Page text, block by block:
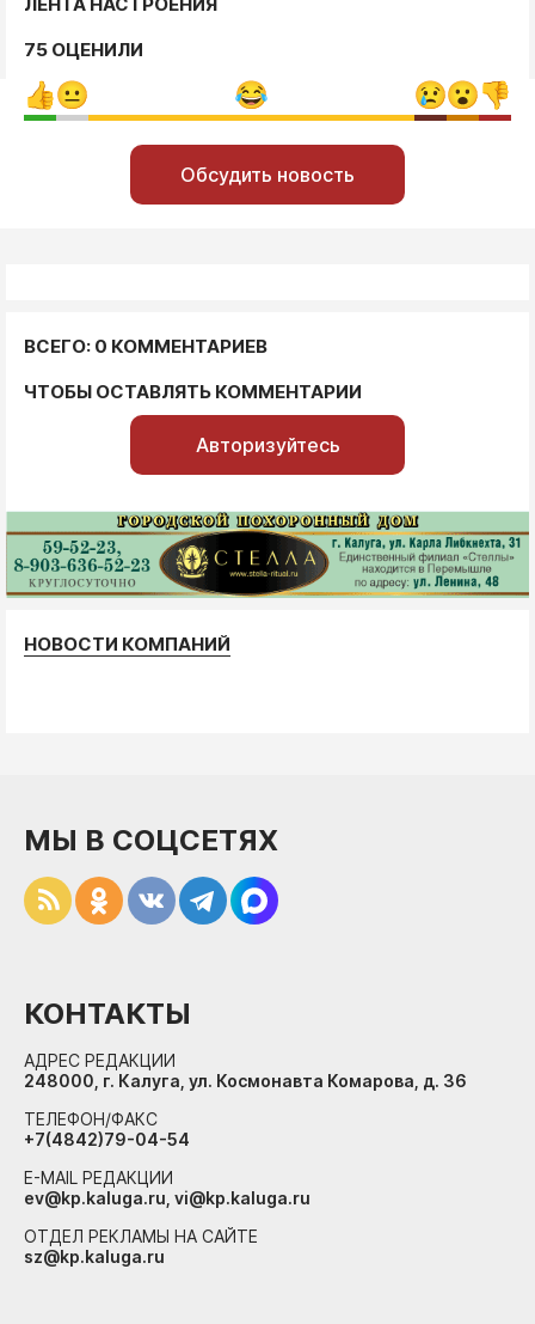
75 ОЦЕНИЛИ
Обсудить новость
ВСЕГО: 0 КОММЕНТАРИЕВ
ЧТОБЫ ОСТАВЛЯТЬ КОММЕНТАРИИ
Авторизуйтесь
НОВОСТИ КОМПАНИЙ
МЫ В СОЦСЕТЯХ
КОНТАКТЫ
АДРЕС РЕДАКЦИИ
248000, г. Калуга, ул. Космонавта Комарова, д. 36
ТЕЛЕФОН/ФАКС
+7(4842)79-04-54
E-MAIL РЕДАКЦИИ
ev@kp.kaluga.ru, vi@kp.kaluga.ru
ОТДЕЛ РЕКЛАМЫ НА САЙТЕ
sz@kp.kaluga.ru